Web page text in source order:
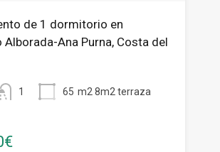
de 1 dormitorio en
Alborada-Ana Purna, Costa del
1 65 m2 8m2 terraza